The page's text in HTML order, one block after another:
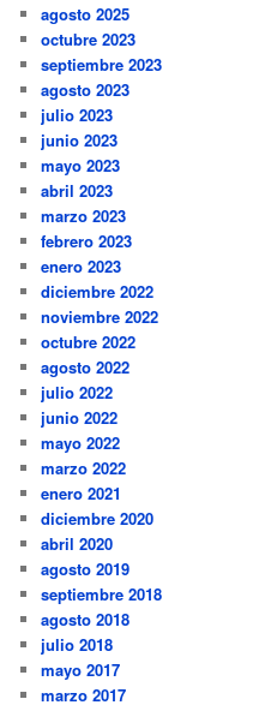
agosto 2025
octubre 2023
septiembre 2023
agosto 2023
julio 2023
junio 2023
mayo 2023
abril 2023
marzo 2023
febrero 2023
enero 2023
diciembre 2022
noviembre 2022
octubre 2022
agosto 2022
julio 2022
junio 2022
mayo 2022
marzo 2022
enero 2021
diciembre 2020
abril 2020
agosto 2019
septiembre 2018
agosto 2018
julio 2018
mayo 2017
marzo 2017